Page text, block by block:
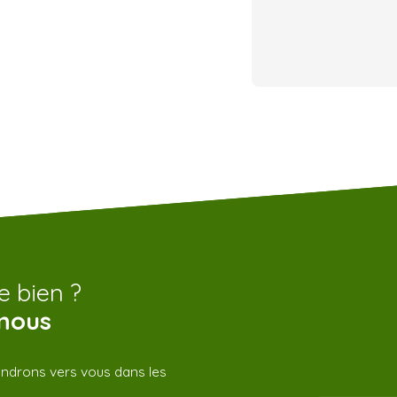
bien ?
vers vous dans les